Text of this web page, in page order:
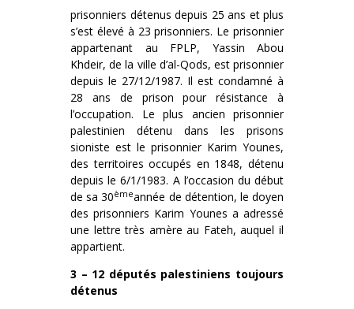
prisonniers détenus depuis 25 ans et plus
s’est élevé à 23 prisonniers. Le prisonnier
appartenant au FPLP, Yassin Abou
Khdeir, de la ville d’al-Qods, est prisonnier
depuis le 27/12/1987. Il est condamné à
28 ans de prison pour résistance à
l’occupation. Le plus ancien prisonnier
palestinien détenu dans les prisons
sioniste est le prisonnier Karim Younes,
des territoires occupés en 1848, détenu
depuis le 6/1/1983. A l’occasion du début
de sa 30èmeannée de détention, le doyen
des prisonniers Karim Younes a adressé
une lettre très amère au Fateh, auquel il
appartient.
3 – 12 députés palestiniens toujours
détenus